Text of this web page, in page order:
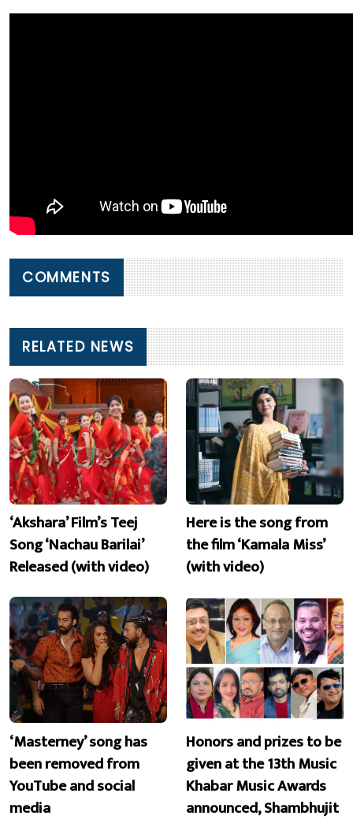
COMMENTS
RELATED NEWS
‘Akshara’ Film’s Teej
Song ‘Nachau Barilai’
Released (with video)
Here is the song from
the film ‘Kamala Miss’
(with video)
‘Masterney’ song has
been removed from
YouTube and social
media
Honors and prizes to be
given at the 13th Music
Khabar Music Awards
announced, Shambhujit